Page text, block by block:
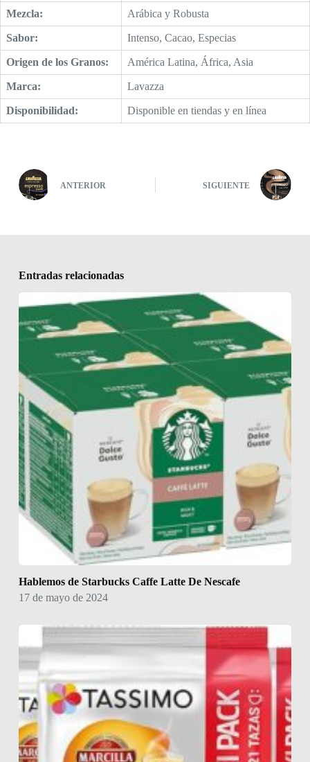
Mezcla: Arábica y Robusta
Sabor: Intenso, Cacao, Especias
Origen de los Granos: América Latina, África, Asia
Marca: Lavazza
Disponibilidad: Disponible en tiendas y en línea
ANTERIOR SIGUIENTE
Entradas relacionadas
Hablemos de Starbucks Caffe Latte De Nescafe
17 de mayo de 2024